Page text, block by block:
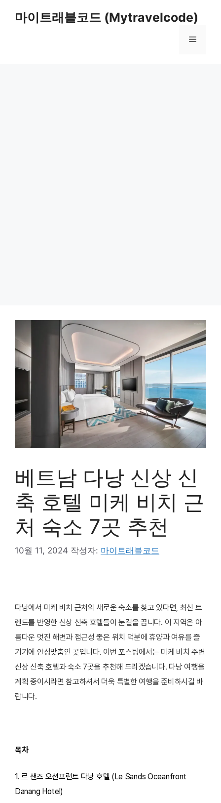
마이트래블코드 (Mytravelcode)
메
베트남 다낭 신상 신
축 호텔 미케 비치 근
처 숙소 7곳 추천
10월 11, 2024 작성자: 마이트래블코드
다낭에서 미케 비치 근처의 새로운 숙소를 찾고 있다면, 최신 트
렌드를 반영한 신상 신축 호텔들이 눈길을 끕니다. 이 지역은 아
름다운 멋진 해변과 접근성 좋은 위치 덕분에 휴양과 여유를 즐
기기에 안성맞춤인 곳입니다. 이번 포스팅에서는 미케 비치 주변
신상 신축 호텔과 숙소 7곳을 추천해 드리겠습니다. 다낭 여행을
계획 중이시라면 참고하셔서 더욱 특별한 여행을 준비하시길 바
랍니다.
목차
1. 르 샌즈 오션프런트 다낭 호텔 (Le Sands Oceanfront
Danang Hotel)